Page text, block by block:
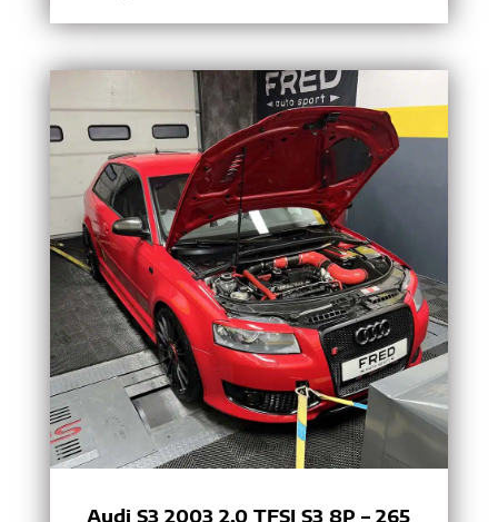
Audi S3 2003 2.0 TFSI S3 8P – 265